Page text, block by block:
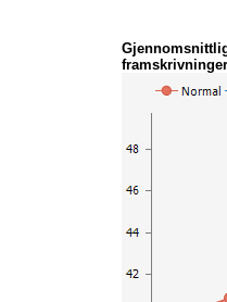
framskrivninger